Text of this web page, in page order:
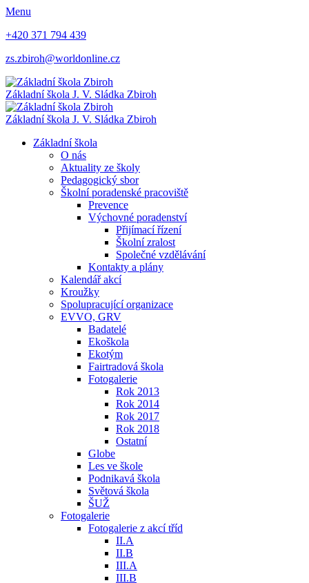
Menu
+420 371 794 439
zs.zbiroh@worldonline.cz
Základní škola J. V. Sládka Zbiroh
Základní škola J. V. Sládka Zbiroh
Základní škola
O nás
Aktuality ze školy
Pedagogický sbor
Školní poradenské pracoviště
Prevence
Výchovné poradenství
Přijímací řízení
Školní zralost
Společné vzdělávání
Kontakty a plány
Kalendář akcí
Kroužky
Spolupracující organizace
EVVO, GRV
Badatelé
Ekoškola
Ekotým
Fairtradová škola
Fotogalerie
Rok 2013
Rok 2014
Rok 2017
Rok 2018
Ostatní
Globe
Les ve škole
Podnikavá škola
Světová škola
ŠUŽ
Fotogalerie
Fotogalerie z akcí tříd
II.A
II.B
III.A
III.B